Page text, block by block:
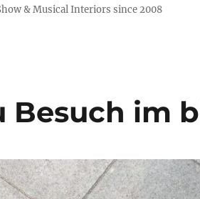
& Musical Interiors since 2008
Besuch im